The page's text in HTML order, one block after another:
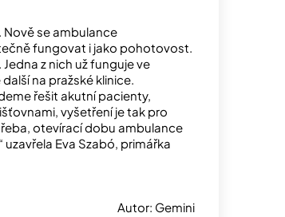
se ambulance
fungovat i jako pohotovost.
z nich už funguje ve
na pražské klinice.
řešit akutní pacienty,
vyšetření je tak pro
otevírací dobu ambulance
Eva Szabó, primářka
Autor: Gemini